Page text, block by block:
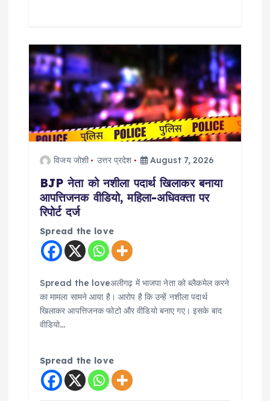
विजय जोशी उत्तर प्रदेश August 7, 2026
BJP नेता को नशीला पदार्थ खिलाकर बनाया
आपत्तिजनक वीडियो, महिला-अधिवक्ता पर
रिपोर्ट दर्ज
Spread the love
Spread the loveअलीगढ़ में भाजपा नेता को ब्लैकमेल करने
का मामला सामने आया है। आरोप है कि उन्हें नशीला पदार्थ
खिलाकर आपत्तिजनक फोटो और वीडियो बनाए गए। इसके बाद
वीडियो…
Spread the love